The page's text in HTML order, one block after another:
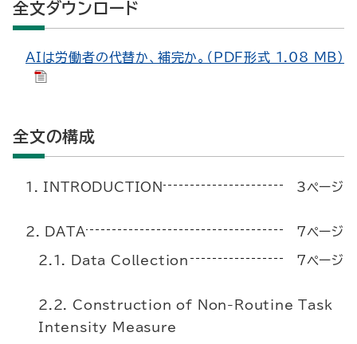
全文ダウンロード
AIは労働者の代替か、補完か。（PDF形式 1.08 MB）
全文の構成
1. INTRODUCTION 3ページ
2. DATA 7ページ
2.1. Data Collection 7ページ
2.2. Construction of Non-Routine Task
Intensity Measure